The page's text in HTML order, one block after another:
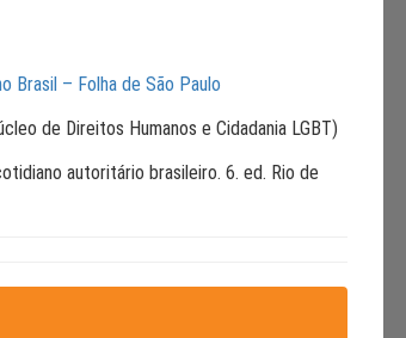
Brasil – Folha de São Paulo
de Direitos Humanos e Cidadania LGBT)
autoritário brasileiro. 6. ed. Rio de